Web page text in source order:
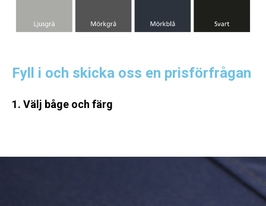
Fyll i och skicka oss en prisförfrågan
1. Välj båge och färg